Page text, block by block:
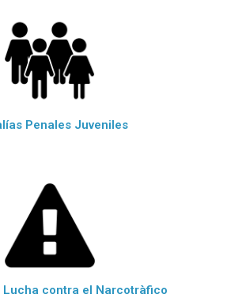
Penales Juveniles
Lucha contra el Narcotràfico